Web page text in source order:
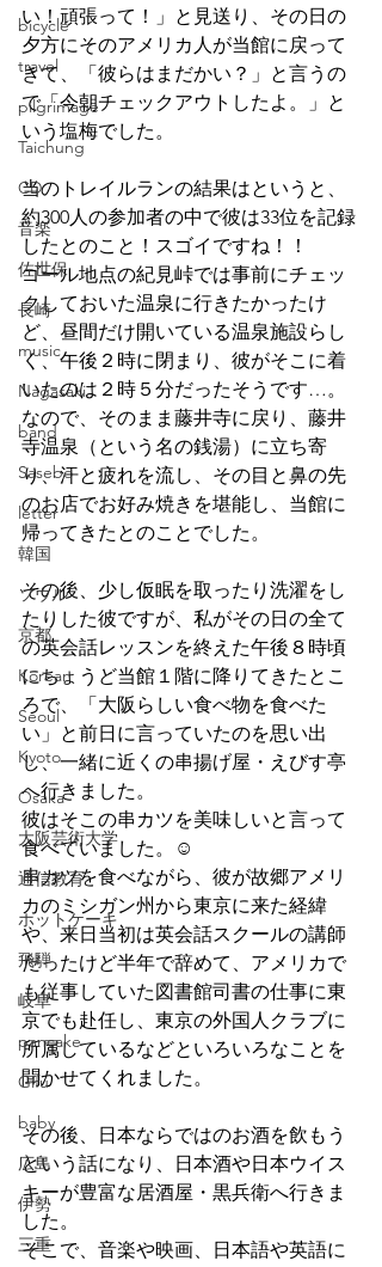
bicycle
travel
pilgrimage
Taichung
CD
音楽
佐世保
長崎
music
Nagasaki
band
Sasebo
letter
韓国
ソウル
京都
Korean
Seoul
Kyoto
Osaka
大阪芸術大学
通信教育
ホットケーキ
飛騨
岐阜
pancake
Gifu
baby
広島
伊勢
三重
い！頑張って！」と見送り、その日の
夕方にそのアメリカ人が当館に戻って
きて、「彼らはまだかい？」と言うの
で「今朝チェックアウトしたよ。」と
いう塩梅でした。
当のトレイルランの結果はというと、
約300人の参加者の中で彼は33位を記録
したとのこと！スゴイですね！！
ゴール地点の紀見峠では事前にチェッ
クしておいた温泉に行きたかったけ
ど、昼間だけ開いている温泉施設らし
く、午後２時に閉まり、彼がそこに着
いたのは２時５分だったそうです…。
なので、そのまま藤井寺に戻り、藤井
寺温泉（という名の銭湯）に立ち寄
り、汗と疲れを流し、その目と鼻の先
のお店でお好み焼きを堪能し、当館に
帰ってきたとのことでした。
その後、少し仮眠を取ったり洗濯をし
たりした彼ですが、私がその日の全て
の英会話レッスンを終えた午後８時頃
にちょうど当館１階に降りてきたとこ
ろで、「大阪らしい食べ物を食べた
い」と前日に言っていたのを思い出
し、一緒に近くの串揚げ屋・えびす亭
へ行きました。
彼はそこの串カツを美味しいと言って
食べていました。☺
串カツを食べながら、彼が故郷アメリ
カのミシガン州から東京に来た経緯
や、来日当初は英会話スクールの講師
だったけど半年で辞めて、アメリカで
も従事していた図書館司書の仕事に東
京でも赴任し、東京の外国人クラブに
所属しているなどといろいろなことを
聞かせてくれました。
その後、日本ならではのお酒を飲もう
という話になり、日本酒や日本ウイス
キーが豊富な居酒屋・黒兵衛へ行きま
した。
そこで、音楽や映画、日本語や英語に